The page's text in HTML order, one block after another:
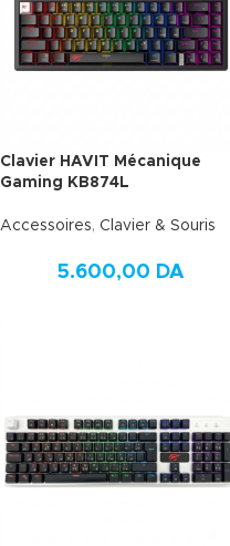
Clavier HAVIT Mécanique
Gaming KB874L
Accessoires, Clavier & Souris
5.600,00 DA